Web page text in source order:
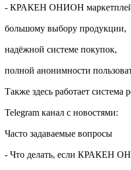
- КРАКЕН ОНИОН
большому выбору продукции,
надёжной системе покупок,
полной анонимности
Также здесь работает
Telegram канал с новостями:
Часто задаваемые вопросы
- Что делать, если КРАКЕН